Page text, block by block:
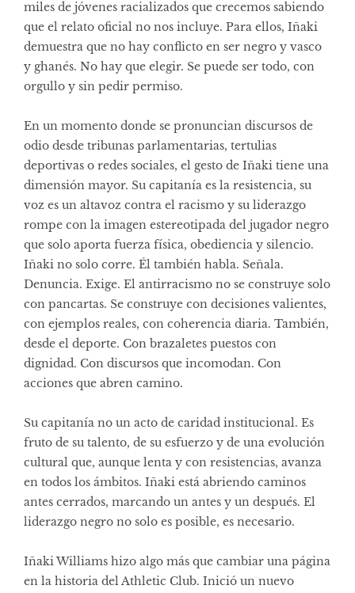
miles de jóvenes racializados que crecemos sabiendo
que el relato oficial no nos incluye. Para ellos, Iñaki
demuestra que no hay conflicto en ser negro y vasco
y ghanés. No hay que elegir. Se puede ser todo, con
orgullo y sin pedir permiso.
En un momento donde se pronuncian discursos de
odio desde tribunas parlamentarias, tertulias
deportivas o redes sociales, el gesto de Iñaki tiene una
dimensión mayor. Su capitanía es la resistencia, su
voz es un altavoz contra el racismo y su liderazgo
rompe con la imagen estereotipada del jugador negro
que solo aporta fuerza física, obediencia y silencio.
Iñaki no solo corre. Él también habla. Señala.
Denuncia. Exige. El antirracismo no se construye solo
con pancartas. Se construye con decisiones valientes,
con ejemplos reales, con coherencia diaria. También,
desde el deporte. Con brazaletes puestos con
dignidad. Con discursos que incomodan. Con
acciones que abren camino.
Su capitanía no un acto de caridad institucional. Es
fruto de su talento, de su esfuerzo y de una evolución
cultural que, aunque lenta y con resistencias, avanza
en todos los ámbitos. Iñaki está abriendo caminos
antes cerrados, marcando un antes y un después. El
liderazgo negro no solo es posible, es necesario.
Iñaki Williams hizo algo más que cambiar una página
en la historia del Athletic Club. Inició un nuevo